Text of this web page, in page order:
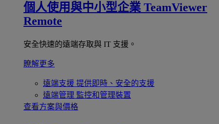
個人使用與中小型企業 TeamViewer
Remote
安全快速的遠端存取與 IT 支援。
瞭解更多
遠端支援 提供即時、安全的支援
遠端管理 監控和管理裝置
查看方案與價格